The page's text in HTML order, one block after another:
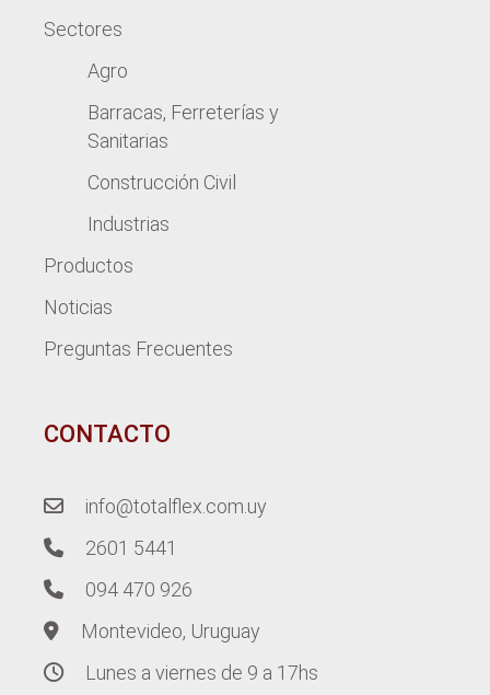
Sectores
Agro
Barracas, Ferreterías y
Sanitarias
Construcción Civil
Industrias
Productos
Noticias
Preguntas Frecuentes
CONTACTO
info@totalflex.com.uy
2601 5441
094 470 926
Montevideo, Uruguay
Lunes a viernes de 9 a 17hs